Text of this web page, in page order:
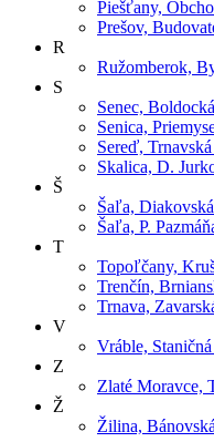
Piešťany,
Prešov,
R
Ružomberok,
S
Senec,
Senica,
Sereď,
Skalica, D.
Š
Šaľa,
Šaľa, P.
T
Topoľčany,
Trenčín,
Trnava,
V
Vráble,
Z
Zlaté Moravce,
Ž
Žilina,